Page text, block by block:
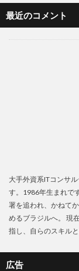
最近のコメント
大手外資系ITコンサ
す。1986年生まれで
署を追われ、かねて
めるブラジルへ。 現
指し、自らのスキル
広告